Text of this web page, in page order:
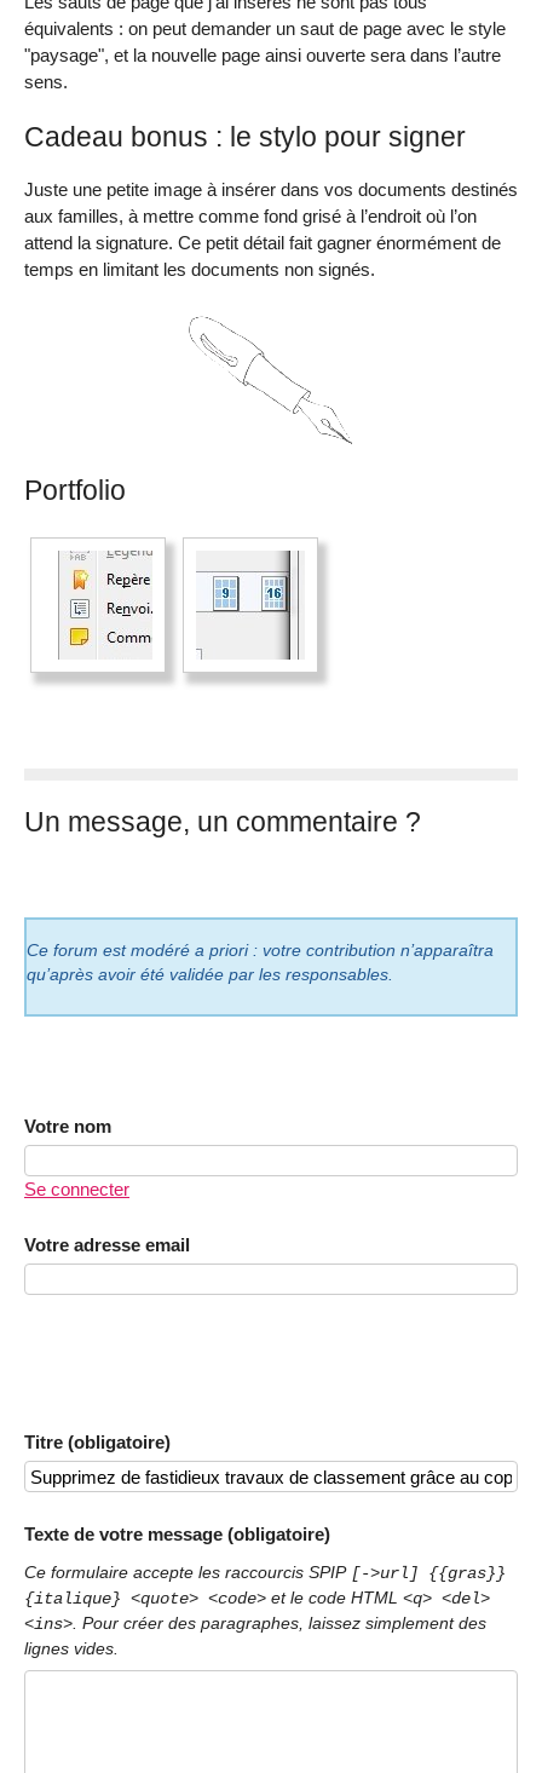
équivalents : on peut demander un saut de page avec le style
"paysage", et la nouvelle page ainsi ouverte sera dans l’autre
sens.
Cadeau bonus : le stylo pour signer
Juste une petite image à insérer dans vos documents destinés
aux familles, à mettre comme fond grisé à l’endroit où l’on
attend la signature. Ce petit détail fait gagner énormément de
temps en limitant les documents non signés.
Portfolio
Un message, un commentaire ?
Ce forum est modéré a priori : votre contribution n’apparaîtra
qu’après avoir été validée par les responsables.
Votre nom
Se connecter
Votre adresse email
Titre (obligatoire)
Texte de votre message (obligatoire)
Ce formulaire accepte les raccourcis SPIP [->url] {{gras}}
{italique} <quote> <code> et le code HTML <q> <del>
<ins> . Pour créer des paragraphes, laissez simplement des
lignes vides.